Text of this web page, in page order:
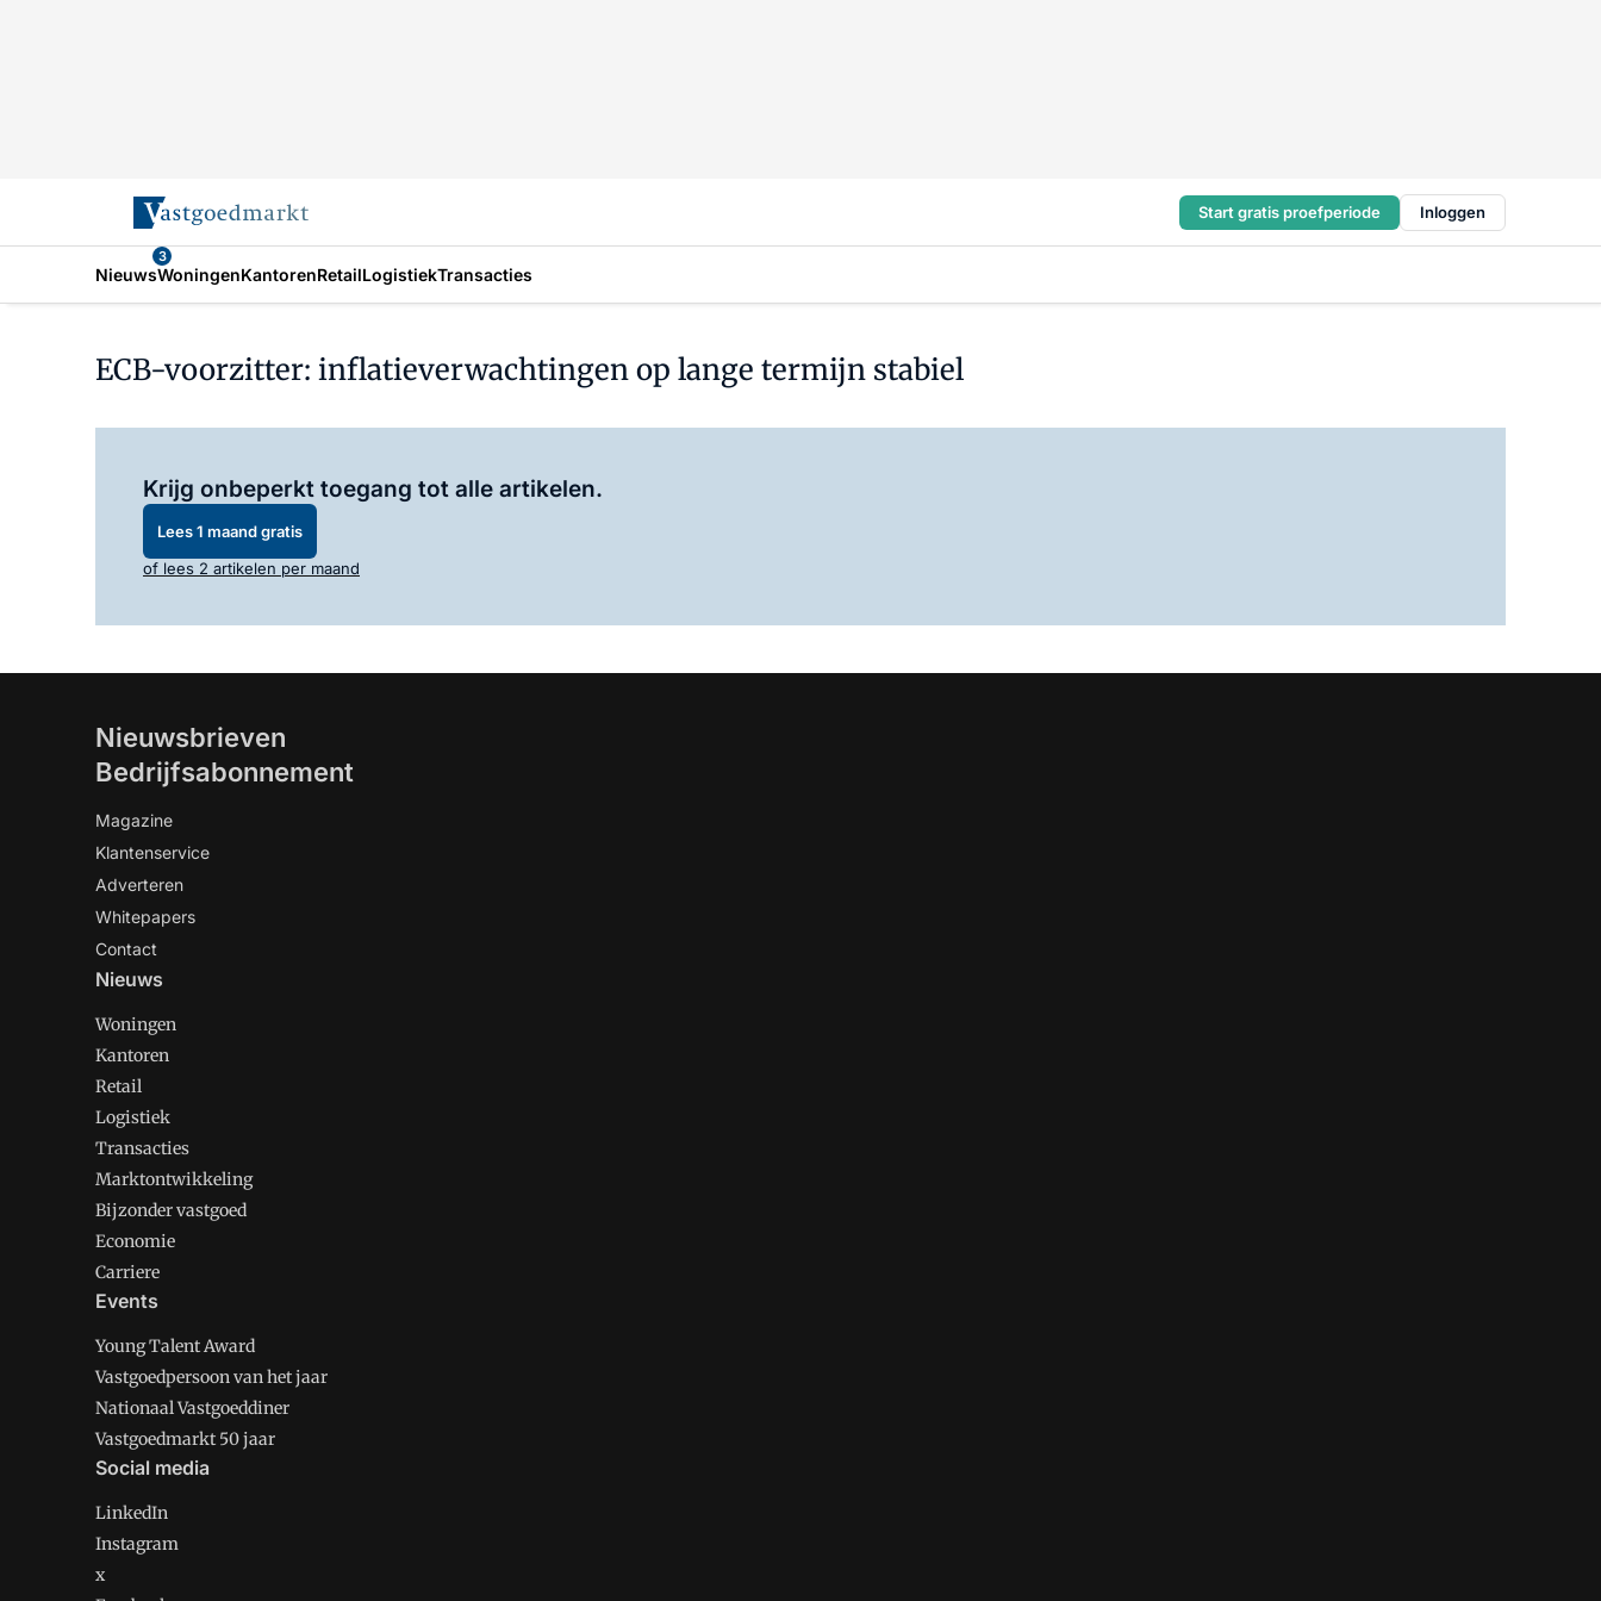
Start gratis proefperiode Inloggen
Nieuws
3
WoningenKantorenRetailLogistiekTransacties
ECB-voorzitter: inflatieverwachtingen op lange termijn stabiel
Krijg onbeperkt toegang tot alle artikelen.
Lees 1 maand gratis
of lees 2 artikelen per maand
Nieuwsbrieven
Bedrijfsabonnement
Magazine
Klantenservice
Adverteren
Whitepapers
Contact
Nieuws
Woningen
Kantoren
Retail
Logistiek
Transacties
Marktontwikkeling
Bijzonder vastgoed
Economie
Carriere
Events
Young Talent Award
Vastgoedpersoon van het jaar
Nationaal Vastgoeddiner
Vastgoedmarkt 50 jaar
Social media
LinkedIn
Instagram
x